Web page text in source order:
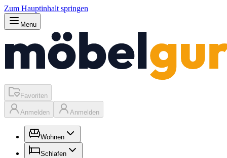
Zum Hauptinhalt springen
Menu
Favoriten
Anmelden Anmelden
Wohnen
Schlafen